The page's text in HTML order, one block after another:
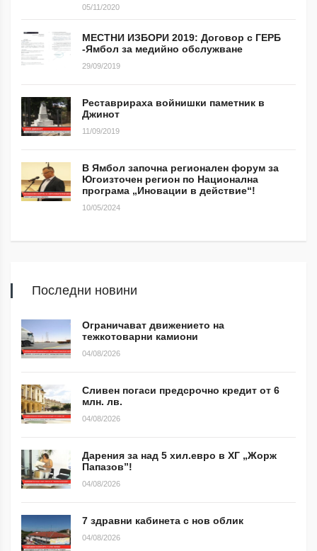
05/11/2020
МЕСТНИ ИЗБОРИ 2019: Договор с ГЕРБ
-Ямбол за медийно обслужване
29/09/2019
Реставрираха войнишки паметник в
Джинот
11/09/2019
В Ямбол започна регионален форум за
Югоизточен регион по Национална
програма „Иновации в действие“!
10/05/2024
Последни новини
Ограничават движението на
тежкотоварни камиони
04/08/2026
Сливен погаси предсрочно кредит от 6
млн. лв.
04/08/2026
Дарения за над 5 хил.евро в ХГ „Жорж
Папазов”!
04/08/2026
7 здравни кабинета с нов облик
04/08/2026